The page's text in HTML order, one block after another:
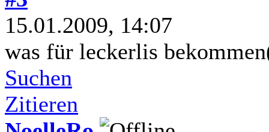
15.01.2009, 14:07
was für leckerlis
Suchen
Zitieren